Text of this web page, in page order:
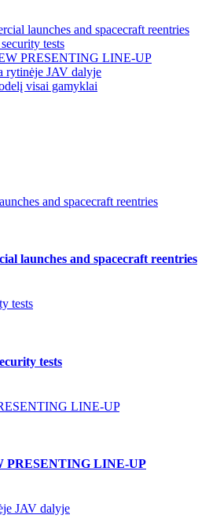
launches and spacecraft reentries
tests
PRESENTING LINE-UP
rytinėje JAV dalyje
visai gamyklai
and spacecraft reentries
launches and spacecraft reentries
tests
tests
LINE-UP
PRESENTING LINE-UP
JAV dalyje